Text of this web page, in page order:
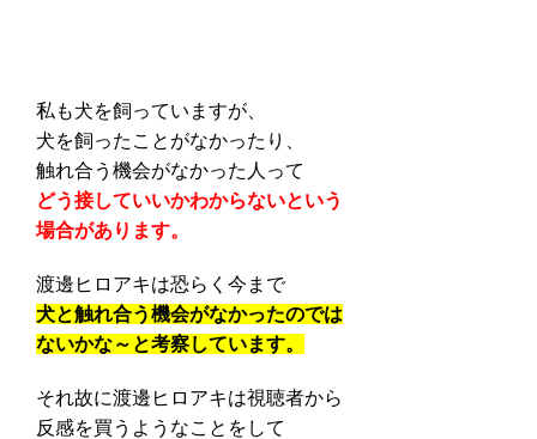
私も犬を飼っていますが、
犬を飼ったことがなかったり、
触れ合う機会がなかった人って
どう接していいかわからないという
場合があります。
渡邊ヒロアキは恐らく今まで
犬と触れ合う機会がなかったのでは
ないかな～と考察しています。
それ故に渡邊ヒロアキは視聴者から
反感を買うようなことをして